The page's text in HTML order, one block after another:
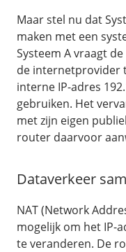
Maar stel nu dat
maken met een
Systeem A vraagt
de internetprovider
interne IP-adres
gebruiken. Het
met zijn eigen
router daarvoor
Dataverkeer
NAT (Network
mogelijk om het IP-
te veranderen. De